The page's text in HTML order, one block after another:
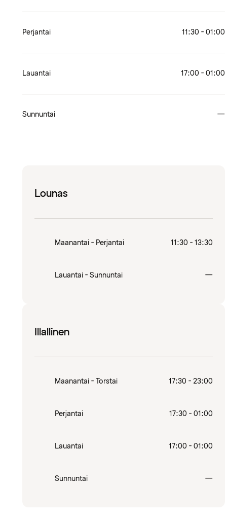
Perjantai 11:30 - 01:00
Lauantai 17:00 - 01:00
Sunnuntai —
Lounas
Maanantai - Perjantai 11:30 - 13:30
Lauantai - Sunnuntai —
Illallinen
Maanantai - Torstai 17:30 - 23:00
Perjantai 17:30 - 01:00
Lauantai 17:00 - 01:00
Sunnuntai —